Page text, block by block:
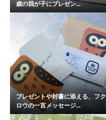
歳の我が子にプレゼン...
プレゼントや封書に添える、フク
ロウの一言メッセージ...